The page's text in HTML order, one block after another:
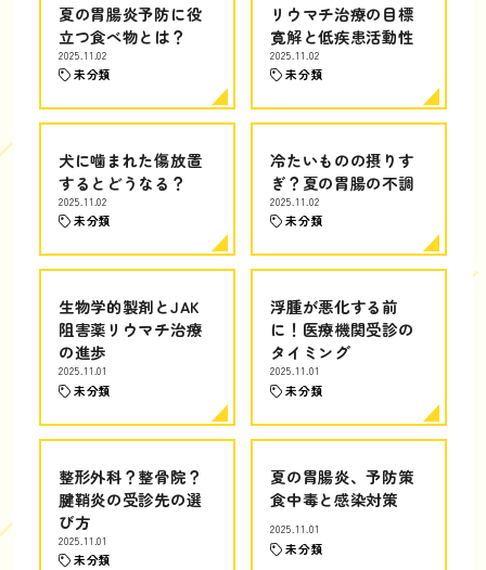
夏の胃腸炎予防に役
立つ食べ物とは？
2025.11.02
未分類
リウマチ治療の目標
寛解と低疾患活動性
2025.11.02
未分類
犬に噛まれた傷放置
するとどうなる？
2025.11.02
未分類
冷たいものの摂りす
ぎ？夏の胃腸の不調
2025.11.02
未分類
生物学的製剤とJAK
阻害薬リウマチ治療
の進歩
2025.11.01
未分類
浮腫が悪化する前
に！医療機関受診の
タイミング
2025.11.01
未分類
整形外科？整骨院？
腱鞘炎の受診先の選
び方
2025.11.01
未分類
夏の胃腸炎、予防策
食中毒と感染対策
2025.11.01
未分類